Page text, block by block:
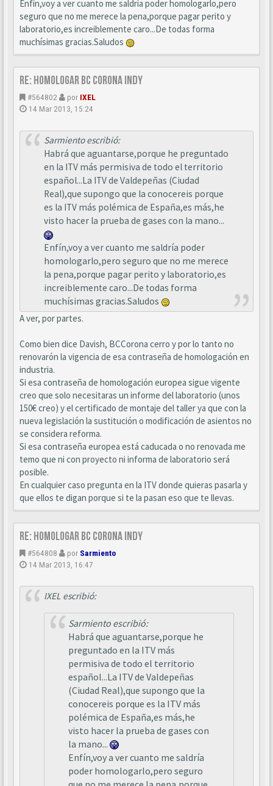
Enfín,voy a ver cuanto me saldría poder homologarlo,pero
seguro que no me merece la pena,porque pagar perito y
laboratorio,es increiblemente caro...De todas forma
muchísimas gracias.Saludos
Re: Homologar BC Corona Indy
#564802 por IXEL
14 Mar 2013, 15:24
Sarmiento escribió:
Habrá que aguantarse,porque he preguntado
en la ITV más permisiva de todo el territorio
español...La ITV de Valdepeñas (Ciudad
Real),que supongo que la conocereis porque
es la ITV más polémica de España,es más,he
visto hacer la prueba de gases con la mano...
Enfín,voy a ver cuanto me saldría poder
homologarlo,pero seguro que no me merece
la pena,porque pagar perito y laboratorio,es
increiblemente caro...De todas forma
muchísimas gracias.Saludos
A ver, por partes.
Como bien dice Davish, BCCorona cerro y por lo tanto no
renovarón la vigencia de esa contraseña de homologación en
industria.
Si esa contraseña de homologación europea sigue vigente
creo que solo necesitaras un informe del laboratorio (unos
150€ creo) y el certificado de montaje del taller ya que con la
nueva legislación la sustitución o modificación de asientos no
se considera reforma.
Si esa contraseña europea está caducada o no renovada me
temo que ni con proyecto ni informa de laboratorio será
posible.
En cualquier caso pregunta en la ITV donde quieras pasarla y
que ellos te digan porque si te la pasan eso que te llevas.
Re: Homologar BC Corona Indy
#564808 por Sarmiento
14 Mar 2013, 16:47
IXEL escribió:
Sarmiento escribió:
Habrá que aguantarse,porque he
preguntado en la ITV más
permisiva de todo el territorio
español...La ITV de Valdepeñas
(Ciudad Real),que supongo que la
conocereis porque es la ITV más
polémica de España,es más,he
visto hacer la prueba de gases con
la mano...
Enfín,voy a ver cuanto me saldría
poder homologarlo,pero seguro